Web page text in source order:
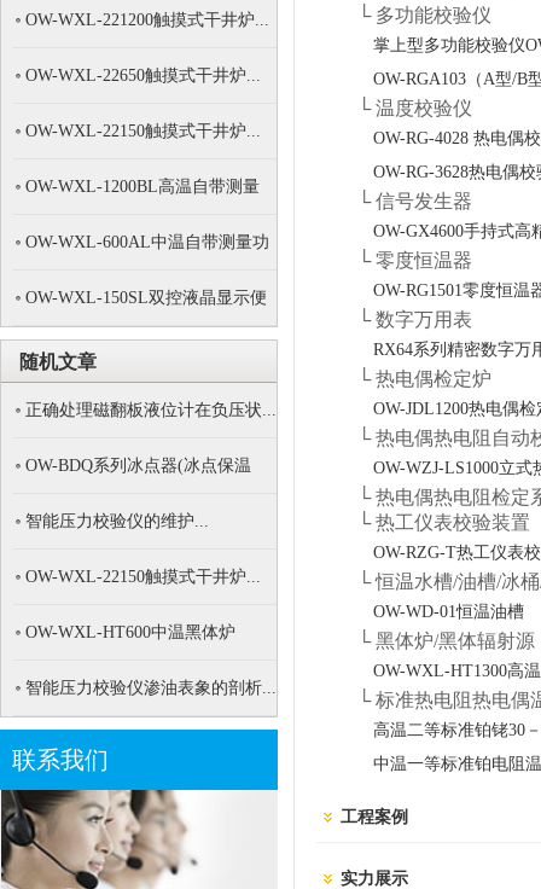
OW-WXL-221200触摸式干井炉...
OW-WXL-22650触摸式干井炉...
OW-WXL-22150触摸式干井炉...
OW-WXL-1200BL高温自带测量
OW-WXL-600AL中温自带测量功
OW-WXL-150SL双控液晶显示便
携...
随机文章
正确处理磁翻板液位计在负压状...
OW-BDQ系列冰点器(冰点保温
智能压力校验仪的维护...
OW-WXL-22150触摸式干井炉...
OW-WXL-HT600中温黑体炉
智能压力校验仪渗油表象的剖析...
联系我们
└ 多功能校验仪
掌上型多功能校验仪
OW-RGA103（A型/B
└ 温度校验仪
OW-RG-4028 热电偶
OW-RG-3628热电偶
└ 信号发生器
OW-GX4600手持式高
└ 零度恒温器
OW-RG1501零度恒温
└ 数字万用表
RX64系列精密数字万
└ 热电偶检定炉
OW-JDL1200热电偶检
└ 热电偶热电阻自动
OW-WZJ-LS1000立
└ 热电偶热电阻检定
└ 热工仪表校验装置
OW-RZG-T热工仪表
└ 恒温水槽/油槽/冰
OW-WD-01恒温油槽
└ 黑体炉/黑体辐射源
OW-WXL-HT1300高
└ 标准热电阻热电偶
高温二等标准铂铑30
中温一等标准铂电阻
工程案例
实力展示